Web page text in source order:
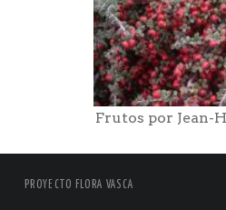
Frutos por Jean-
PROYECTO FLORA VASCA